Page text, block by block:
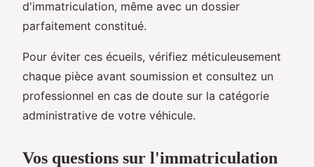
d'immatriculation, même avec un dossier
parfaitement constitué.
Pour éviter ces écueils, vérifiez méticuleusement
chaque pièce avant soumission et consultez un
professionnel en cas de doute sur la catégorie
administrative de votre véhicule.
Vos questions sur l'immatriculation